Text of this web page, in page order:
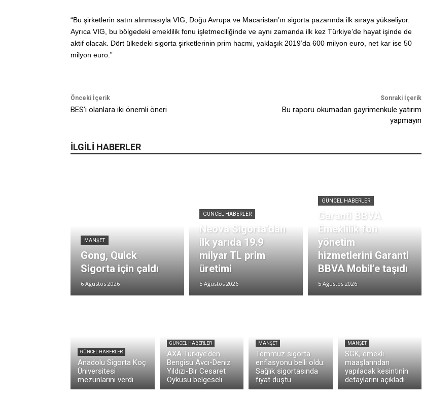
“Bu şirketlerin satın alınmasıyla VIG, Doğu Avrupa ve Macaristan’ın sigorta pazarında ilk sıraya yükseliyor.
Ayrıca VIG, bu bölgedeki emeklilik fonu işletmeciliğinde ve aynı zamanda ilk kez Türkiye’de hayat işinde de
aktif olacak. Dört ülkedeki sigorta şirketlerinin prim hacmi, yaklaşık 2019’da 600 milyon euro, net kar ise 50
milyon euro.”
Önceki İçerik
BES’i olanlara iki önemli öneri
Sonraki İçerik
Bu raporu okumadan gayrimenkule yatırım
yapmayın
İLGİLİ HABERLER
MANŞET
Gong, Quick
Sigorta için çaldı
6 Ağustos 2026
GÜNCEL HABERLER
Neova Sigorta’dan
ilk yarıda 19.9
milyar TL prim
üretimi
5 Ağustos 2026
GÜNCEL HABERLER
Garanti BBVA
Emeklilik fon
yönetim
hizmetlerini Garanti
BBVA Mobil’e taşıdı
5 Ağustos 2026
GÜNCEL HABERLER
Anadolu Sigorta Koç
Üniversitesi
mezunlarını verdi
GÜNCEL HABERLER
AXA Türkiye’den
Bengisu Avcı-Deniz
Yıldızı-Bir Cesaret
Öyküsü belgeseli
MANŞET
Temmuz sigorta
enflasyonu belli oldu:
Sağlık sigortasında
fiyat düştü
MANŞET
SGK, emekli
maaşlarından
yapılacak kesintinin
detaylarını açıkladı